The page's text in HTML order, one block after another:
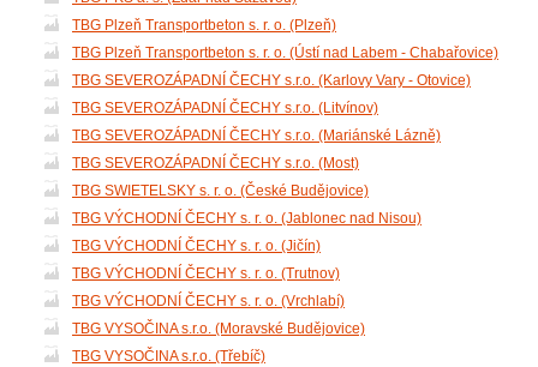
TBG Plzeň Transportbeton s. r. o. (Plzeň)
TBG Plzeň Transportbeton s. r. o. (Ústí nad Labem - Chabařovice)
TBG SEVEROZÁPADNÍ ČECHY s.r.o. (Karlovy Vary - Otovice)
TBG SEVEROZÁPADNÍ ČECHY s.r.o. (Litvínov)
TBG SEVEROZÁPADNÍ ČECHY s.r.o. (Mariánské Lázně)
TBG SEVEROZÁPADNÍ ČECHY s.r.o. (Most)
TBG SWIETELSKY s. r. o. (České Budějovice)
TBG VÝCHODNÍ ČECHY s. r. o. (Jablonec nad Nisou)
TBG VÝCHODNÍ ČECHY s. r. o. (Jičín)
TBG VÝCHODNÍ ČECHY s. r. o. (Trutnov)
TBG VÝCHODNÍ ČECHY s. r. o. (Vrchlabí)
TBG VYSOČINA s.r.o. (Moravské Budějovice)
TBG VYSOČINA s.r.o. (Třebíč)